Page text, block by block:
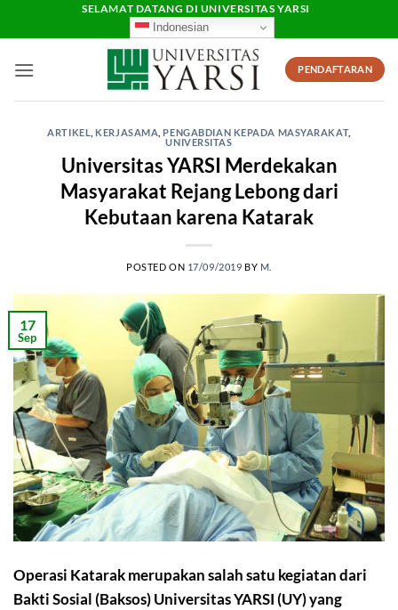
SELAMAT DATANG DI UNIVERSITAS YARSI
Indonesian
PENDAFTARAN
ARTIKEL KERJASAMA PENGABDIAN KEPADA MASYARAKAT,
UNIVERSITAS
Universitas YARSI Merdekakan
Masyarakat Rejang Lebong dari
Kebutaan karena Katarak
POSTED ON 17/09/2019 BY M.
17
Sep
Operasi Katarak merupakan salah satu kegiatan dari
Bakti Sosial (Baksos) Universitas YARSI (UY) yang